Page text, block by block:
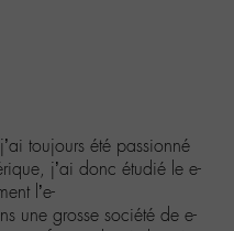
toujours été passionné
j’ai donc étudié le e-
l’e-
une grosse société de e-